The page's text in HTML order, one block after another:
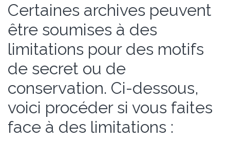
Certaines archives peuvent
être soumises à des
limitations pour des motifs
de secret ou de
conservation. Ci-dessous,
voici procéder si vous faites
face à des limitations :